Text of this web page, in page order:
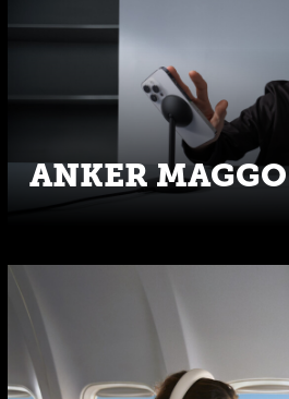
ANKER MAGGO